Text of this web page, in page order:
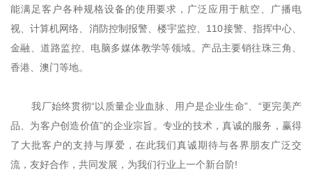
能满足客户各种规格设备的使用要求，广泛应用于航空、广播电
视、计算机网络、消防控制报警、楼宇监控、110接警、指挥中心、
金融、道路监控、电脑多媒体教学等领域。产品主要销往珠三角、
香港、澳门等地。
我厂始终贯彻“以质量企业血脉、用户是企业生命”、“更完美产
品、为客户创造价值”的企业宗旨。专业的技术，真诚的服务，赢得
了大批客户的支持与厚爱，在此我们真诚期待与各界朋友广泛交
流，友好合作，共同发展，为我们行业上一个新台阶!